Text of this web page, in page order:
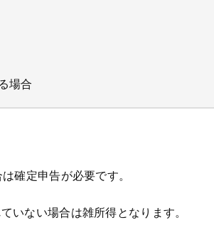
場合
確定申告が必要です。
いない場合は雑所得となります。